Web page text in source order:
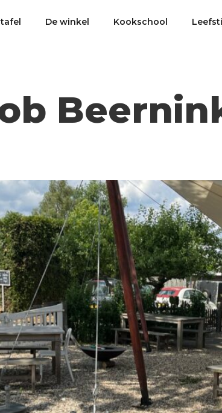
De winkel Kookschool